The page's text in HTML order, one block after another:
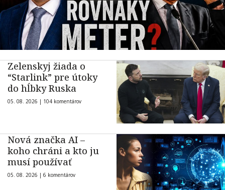
Zelenskyj žiada o
“Starlink” pre útoky
do hĺbky Ruska
05. 08. 2026 | 104 komentárov
Nová značka AI –
koho chráni a kto ju
musí používať
05. 08. 2026 | 6 komentárov